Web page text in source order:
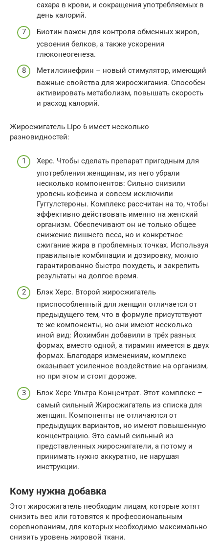
сахара в крови, и сокращения употребляемых в
день калорий.
Биотин важен для контроля обменных жиров,
усвоения белков, а также ускорения
глюконеогенеза.
Метилсинефрин – новый стимулятор, имеющий
важные свойства для жиросжигания. Способен
активировать метаболизм, повышать скорость
и расход калорий.
Жиросжигатель Lipo 6 имеет несколько
разновидностей:
Херс. Чтобы сделать препарат пригодным для
употребления женщинам, из него убрали
несколько компонентов: Сильно снизили
уровень кофеина и совсем исключили
Гуггулстероны. Комплекс рассчитан на то, чтобы
эффективно действовать именно на женский
организм. Обеспечивают он не только общее
снижение лишнего веса, но и конкретное
сжигание жира в проблемных точках. Используя
правильные комбинации и дозировку, можно
гарантированно быстро похудеть, и закрепить
результаты на долгое время.
Блэк Херс. Второй жиросжигатель
приспособленный для женщин отличается от
предыдущего тем, что в формуле присутствуют
те же компоненты, но они имеют несколько
иной вид: Йохимбин добавили в трёх разных
формах, вместо одной, а тирамин имеется в двух
формах. Благодаря изменениям, комплекс
оказывает усиленное воздействие на организм,
но при этом и стоит дороже.
Блэк Херс Ультра Концентрат. Этот комплекс –
самый сильный Жиросжигатель из списка для
женщин. Компоненты не отличаются от
предыдущих вариантов, но имеют повышенную
концентрацию. Это самый сильный из
представленных жиросжигатели, а потому и
принимать нужно аккуратно, не нарушая
инструкции.
Кому нужна добавка
Этот жиросжигатель необходим лицам, которые хотят
снизить вес или готовятся к профессиональным
соревнованиям, для которых необходимо максимально
снизить уровень жировой ткани.